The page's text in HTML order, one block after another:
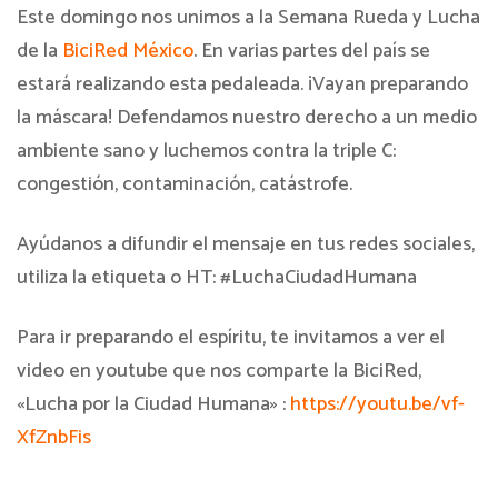
Este domingo nos unimos a la Semana Rueda y Lucha
de la BiciRed México. En varias partes del país se
estará realizando esta pedaleada. ¡Vayan preparando
la máscara! Defendamos nuestro derecho a un medio
ambiente sano y luchemos contra la triple C:
congestión, contaminación, catástrofe.
Ayúdanos a difundir el mensaje en tus redes sociales,
utiliza la etiqueta o HT: #LuchaCiudadHumana
Para ir preparando el espíritu, te invitamos a ver el
video en youtube que nos comparte la BiciRed,
«Lucha por la Ciudad Humana» :https://youtu.be/vf-
XfZnbFis